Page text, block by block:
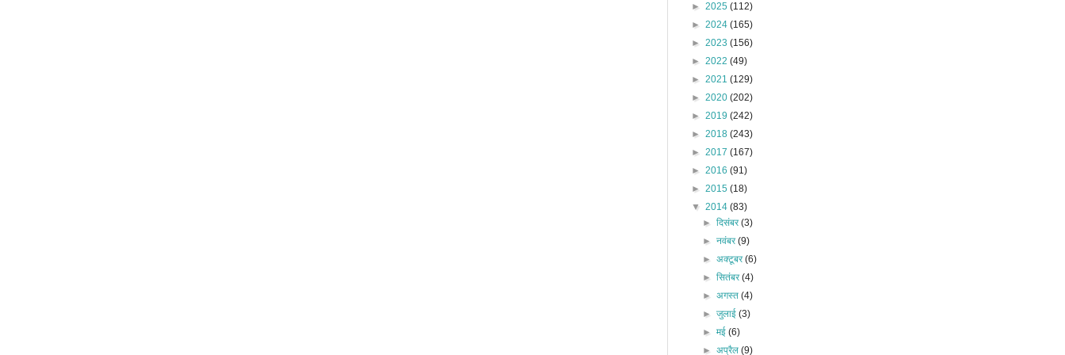
► 2025 (112)
► 2024 (165)
► 2023 (156)
► 2022 (49)
► 2021 (129)
► 2020 (202)
► 2019 (242)
► 2018 (243)
► 2017 (167)
► 2016 (91)
► 2015 (18)
▼ 2014 (83)
►दिसंबर(3)
►नवंबर(9)
►अक्टूबर(6)
►सितंबर(4)
►अगस्त(4)
►जुलाई(3)
►मई(6)
►अप्रैल(9)